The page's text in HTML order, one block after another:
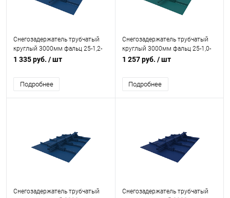
Снегозадержатель трубчатый
круглый 3000мм фальц 25-1,2-
2,0-3 холоднокатанная сталь с
5005
1 335 руб. / шт
Подробнее
Снегозадержатель трубчатый
круглый 3000мм фальц 25-1,0-
1,5-3 холоднокатанная сталь с
5021
1 257 руб. / шт
Подробнее
Снегозадержатель трубчатый
Снегозадержатель трубчатый